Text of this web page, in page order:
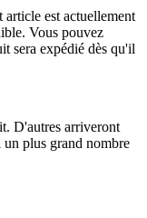
article est actuellement
Vous pouvez
sera expédié dès qu'il
D'autres arriveront
plus grand nombre